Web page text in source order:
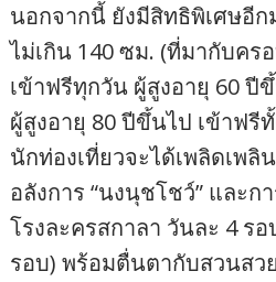
นอกจากนี้ ยังมีสิทธิพิเศษอีก
ไม่เกิน 140 ซม. (ที่มากับคร
เข้าฟรีทุกวัน ผู้สูงอายุ 60 ปี
ผู้สูงอายุ 80 ปีขึ้นไป เข้าฟรี
นักท่องเที่ยวจะได้เพลิดเพลิ
อลังการ “นงนุชโชว์” และก
โรงละครสกาลา วันละ 4 รอ
รอบ) พร้อมตื่นตากับสวนสว